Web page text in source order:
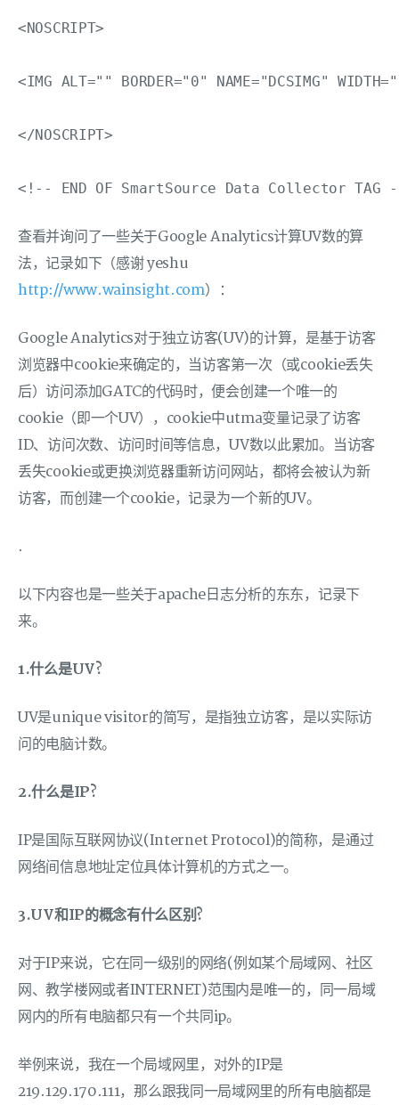
<NOSCRIPT>
<IMG ALT="" BORDER="0" NAME="DCSIMG"
</NOSCRIPT>
查看并询问了一些关于Google Analytics计算UV数的算
法，记录如下（感谢 yeshu
http://www.wainsight.com）：
Google Analytics对于独立访客(UV)的计算，是基于访客
浏览器中cookie来确定的，当访客第一次（或cookie丢失
后）访问添加GATC的代码时，便会创建一个唯一的
cookie（即一个UV），cookie中utma变量记录了访客
ID、访问次数、访问时间等信息，UV数以此累加。当访客
丢失cookie或更换浏览器重新访问网站，都将会被认为新
访客，而创建一个cookie，记录为一个新的UV。
.
以下内容也是一些关于apache日志分析的东东，记录下
来。
1.什么是UV?
UV是unique visitor的简写，是指独立访客，是以实际访
问的电脑计数。
2.什么是IP?
IP是国际互联网协议(Internet Protocol)的简称，是通过
网络间信息地址定位具体计算机的方式之一。
3.UV和IP的概念有什么区别?
对于IP来说，它在同一级别的网络(例如某个局域网、社区
网、教学楼网或者INTERNET)范围内是唯一的，同一局域
网内的所有电脑都只有一个共同ip。
举例来说，我在一个局域网里，对外的IP是
219.129.170.111，那么跟我同一局域网里的所有电脑都是